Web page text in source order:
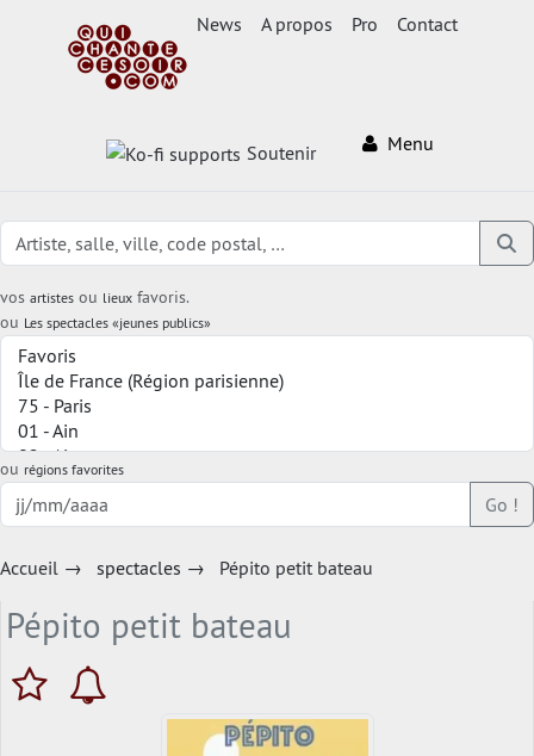
News A propos Pro Contact
Soutenir Menu
vos artistes ou lieux favoris.
ou Les spectacles «jeunes publics»
ou régions favorites
Go !
Accueil → spectacles → Pépito petit bateau
Pépito petit bateau